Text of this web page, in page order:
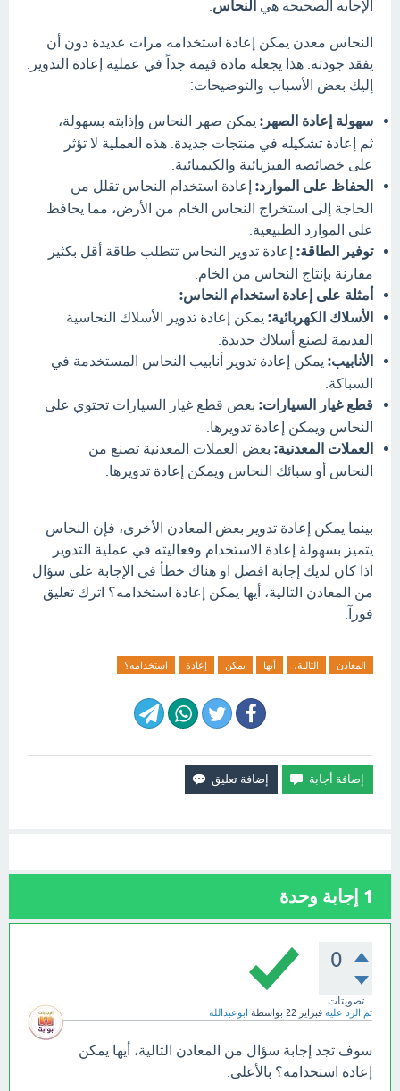
الإجابة الصحيحة هي النحاس
النحاس معدن يمكن إعادة استخدامه مرات عديدة دون أن
يفقد جودته. هذا يجعله مادة قيمة جداً في عملية إعادة التدوير.
إليك بعض الأسباب والتوضيحات:
سهولة إعادة الصهر: يمكن صهر النحاس وإذابته بسهولة،
ثم إعادة تشكيله في منتجات جديدة. هذه العملية لا تؤثر
على خصائصه الفيزيائية والكيميائية.
الحفاظ على الموارد: إعادة استخدام النحاس تقلل من
الحاجة إلى استخراج النحاس الخام من الأرض، مما يحافظ
على الموارد الطبيعية.
توفير الطاقة: إعادة تدوير النحاس تتطلب طاقة أقل بكثير
مقارنة بإنتاج النحاس من الخام.
أمثلة على إعادة استخدام النحاس:
الأسلاك الكهربائية: يمكن إعادة تدوير الأسلاك النحاسية
القديمة لصنع أسلاك جديدة.
الأنابيب: يمكن إعادة تدوير أنابيب النحاس المستخدمة في
السباكة.
قطع غيار السيارات: بعض قطع غيار السيارات تحتوي على
النحاس ويمكن إعادة تدويرها.
العملات المعدنية: بعض العملات المعدنية تصنع من
النحاس أو سبائك النحاس ويمكن إعادة تدويرها.
بينما يمكن إعادة تدوير بعض المعادن الأخرى، فإن النحاس
يتميز بسهولة إعادة الاستخدام وفعاليته في عملية التدوير.
اذا كان لديك إجابة افضل او هناك خطأ في الإجابة علي سؤال
من المعادن التالية، أيها يمكن إعادة استخدامه؟ اترك تعليق
فورآ.
المعادن التالية، أيها يمكن إعادة استخدامه؟
1 إجابة وحدة
0
تصويتات
تم الرد عليه فبراير 22 بواسطة ابوعبدالله
سوف تجد إجابة سؤال من المعادن التالية، أيها يمكن
إعادة استخدامه؟ بالأعلى.